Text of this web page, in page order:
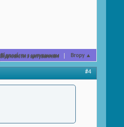
Відповісти з цитуванням Вгору ▲
#4